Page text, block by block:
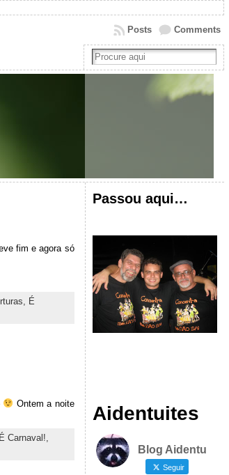
Comments
Posts
fim e agora só
É
Ontem a noite
É Carnaval!,
Passou aqui…
Aidentuites
Blog Aidentu
Seguir